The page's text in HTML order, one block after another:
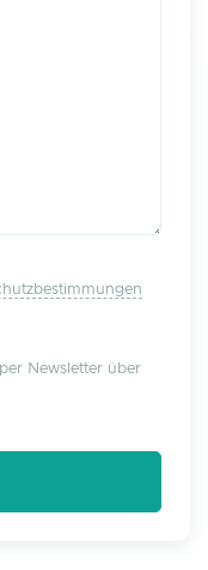
Newsletter über